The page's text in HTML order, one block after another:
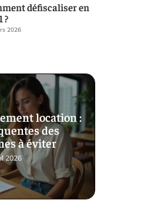
défiscaliser en
?
2026
location :
des
à éviter
2026